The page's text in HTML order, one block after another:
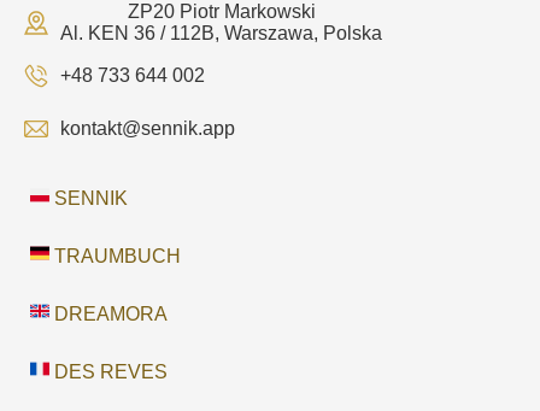
ZP20 Piotr Markowski
Al. KEN 36 / 112B, Warszawa, Polska
+48 733 644 002
kontakt@sennik.app
SENNIK
TRAUMBUCH
DREAMORA
DES REVES